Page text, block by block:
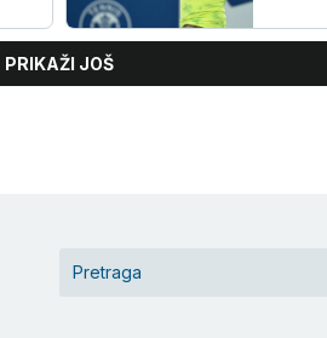
PRIKAŽI JOŠ